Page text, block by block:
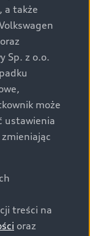
zdjęcia
dostępne
i
sprzedaży, a
informacje
dzień ich
Marki
marki Audi
pod
wymagania
z
a także
Sp. z o.o.
może
ustawienia
treści na
oraz